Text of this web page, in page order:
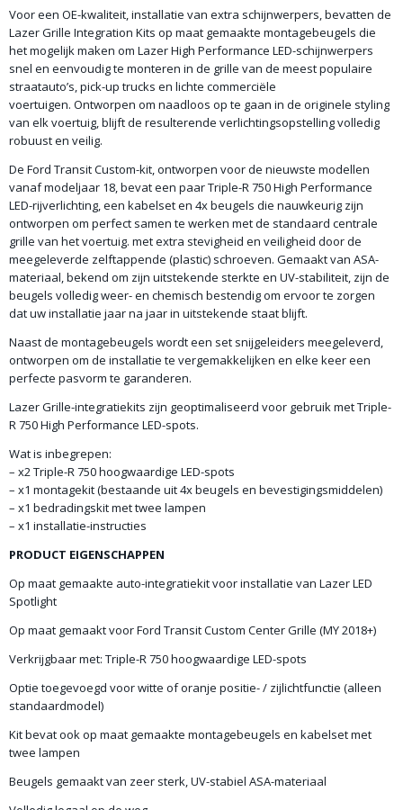
Voor een OE-kwaliteit, installatie van extra schijnwerpers, bevatten de
Lazer Grille Integration Kits op maat gemaakte montagebeugels die
het mogelijk maken om Lazer High Performance LED-schijnwerpers
snel en eenvoudig te monteren in de grille van de meest populaire
straatauto’s, pick-up trucks en lichte commerciële
voertuigen. Ontworpen om naadloos op te gaan in de originele styling
van elk voertuig, blijft de resulterende verlichtingsopstelling volledig
robuust en veilig.
De Ford Transit Custom-kit, ontworpen voor de nieuwste modellen
vanaf modeljaar 18, bevat een paar Triple-R 750 High Performance
LED-rijverlichting, een kabelset en 4x beugels die nauwkeurig zijn
ontworpen om perfect samen te werken met de standaard centrale
grille van het voertuig. met extra stevigheid en veiligheid door de
meegeleverde zelftappende (plastic) schroeven. Gemaakt van ASA-
materiaal, bekend om zijn uitstekende sterkte en UV-stabiliteit, zijn de
beugels volledig weer- en chemisch bestendig om ervoor te zorgen
dat uw installatie jaar na jaar in uitstekende staat blijft.
Naast de montagebeugels wordt een set snijgeleiders meegeleverd,
ontworpen om de installatie te vergemakkelijken en elke keer een
perfecte pasvorm te garanderen.
Lazer Grille-integratiekits zijn geoptimaliseerd voor gebruik met Triple-
R 750 High Performance LED-spots.
Wat is inbegrepen:
– x2 Triple-R 750 hoogwaardige LED-spots
– x1 montagekit (bestaande uit 4x beugels en bevestigingsmiddelen)
– x1 bedradingskit met twee lampen
– x1 installatie-instructies
PRODUCT EIGENSCHAPPEN
Op maat gemaakte auto-integratiekit voor installatie van Lazer LED
Spotlight
Op maat gemaakt voor Ford Transit Custom Center Grille (MY 2018+)
Verkrijgbaar met: Triple-R 750 hoogwaardige LED-spots
Optie toegevoegd voor witte of oranje positie- / zijlichtfunctie (alleen
standaardmodel)
Kit bevat ook op maat gemaakte montagebeugels en kabelset met
twee lampen
Beugels gemaakt van zeer sterk, UV-stabiel ASA-materiaal